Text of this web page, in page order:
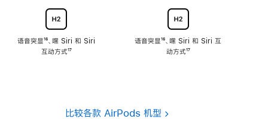
语音突显脚
注
¹⁶、嘿 Siri 和 Siri
互动方式脚
¹⁷
语音突显脚
注
¹⁶、嘿 Siri 和 Siri 互
动方式脚
¹⁷
比较各款 AirPods 机型